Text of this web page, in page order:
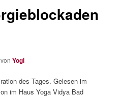
vonYogi
des Tages. Gelesen im
im Haus Yoga Vidya Bad